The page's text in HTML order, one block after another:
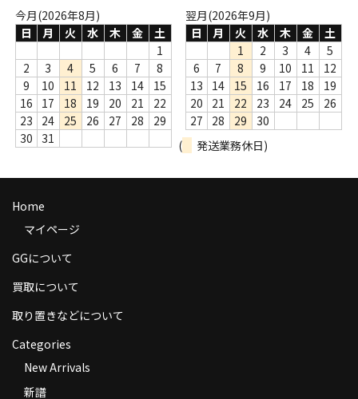
Webのみ no.2
Webのみ no.3
Webのみ no.4
売り切れ
商品の発送
お支払い方法
返品
Privacy Policy
今月(2026年8月)
日
月 火 水 木 金
土
1
2
3 4 5 6 7
8
9
10 11 12 13 14
15
16
17 18 19 20 21
22
23
24 25 26 27 28
29
30
31
翌月(2026年9月)
日
月 火 水 木 金
土
1
2 3 4
5
6
7 8 9 10 11
12
13
14 15 16 17 18
19
20
21 22 23 24 25
26
27
28 29
30
(
発送業務休日)
Home
マイページ
GGについて
買取について
取り置きなどについて
Categories
New Arrivals
新譜